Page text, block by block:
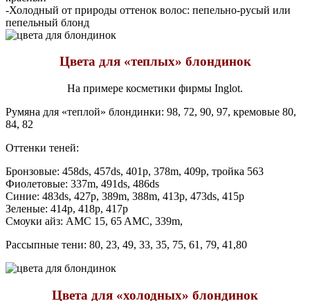
-Холодный от природы оттенок волос: пепельно-русый или
пепельный блонд
Цвета для «теплых» блондинок
На примере косметики фирмы Inglot.
Румяна для «теплой» блондинки: 98, 72, 90, 97, кремовые 80,
84, 82
Оттенки теней:
Бронзовые: 458ds, 457ds, 401p, 378m, 409p, тройка 563
Фиолетовые: 337m, 491ds, 486ds
Синие: 483ds, 427p, 389m, 388m, 413p, 473ds, 415p
Зеленые: 414p, 418p, 417p
Смоуки айз: AMC 15, 65 AMC, 339m,
Рассыпные тени: 80, 23, 49, 33, 35, 75, 61, 79, 41,80
Цвета для «холодных» блондинок